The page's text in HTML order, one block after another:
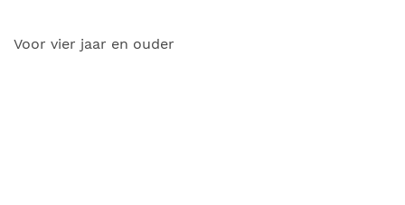
Voor vier jaar en ouder